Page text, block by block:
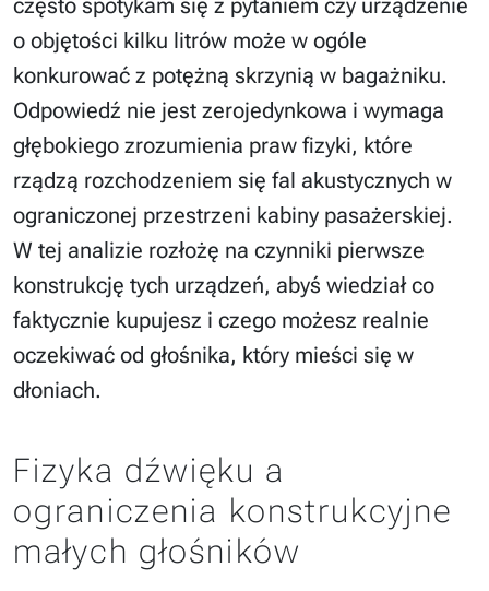
często spotykam się z pytaniem czy urządzenie
o objętości kilku litrów może w ogóle
konkurować z potężną skrzynią w bagażniku.
Odpowiedź nie jest zerojedynkowa i wymaga
głębokiego zrozumienia praw fizyki, które
rządzą rozchodzeniem się fal akustycznych w
ograniczonej przestrzeni kabiny pasażerskiej.
W tej analizie rozłożę na czynniki pierwsze
konstrukcję tych urządzeń, abyś wiedział co
faktycznie kupujesz i czego możesz realnie
oczekiwać od głośnika, który mieści się w
dłoniach.
Fizyka dźwięku a
ograniczenia konstrukcyjne
małych głośników